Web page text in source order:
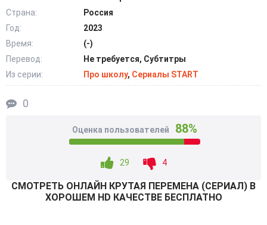
учебное заведение на территории колонии, где был его
отец. Но этого недостаточно, чтобы проявить
преданность к образованию и в результате он намерен
внести собственный вклад в будущее. @Filmix.fan
Страна:
Россия
Год:
2023
Время:
(-)
Перевод:
Не требуется, Субтитры
Из серии:
Про школу, Сериалы START
0
Оценка пользователей 88%
29 4
СМОТРEТЬ ОНЛАЙН КРУТАЯ ПЕРЕМЕНА (СЕРИАЛ) В
ХОРОШЕМ HD КАЧЕСТВЕ БЕСПЛАТНО